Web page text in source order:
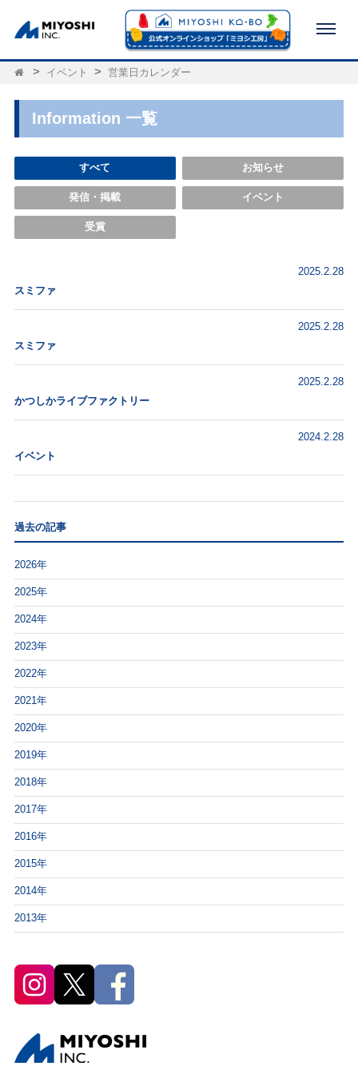
イベント 営業日カレンダー
Information 一覧
すべて お知らせ
発信・掲載 イベント
受賞
2025.2.28
スミファ
2025.2.28
スミファ
2025.2.28
かつしかライブファクトリー
2024.2.28
イベント
過去の記事
2026年
2025年
2024年
2023年
2022年
2021年
2020年
2019年
2018年
2017年
2016年
2015年
2014年
2013年